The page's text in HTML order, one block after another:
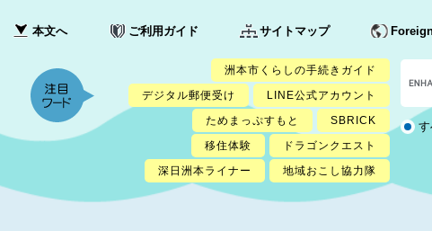
本文へ ご利用ガイド サイトマップ
洲本市くらしの手続きガイド
デジタル郵便受け
LINE公式アカウント
ためまっぷすもと
SBRICK
移住体験
ドラゴンクエスト
深日洲本ライナー
地域おこし協力隊
カ
ス
タ
ム
検 す